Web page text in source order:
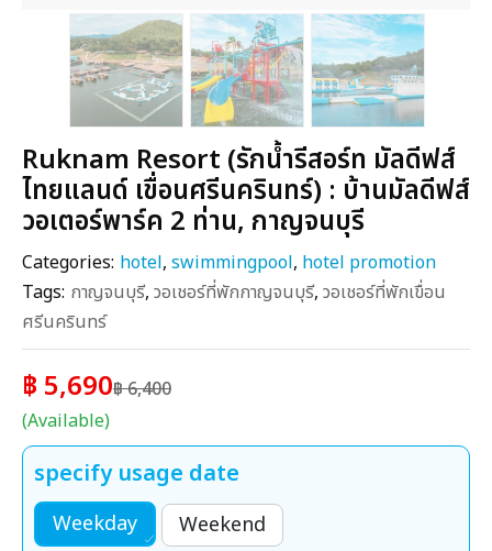
Ruknam Resort (รักน้ำรีสอร์ท มัลดีฟส์
ไทยแลนด์ เขื่อนศรีนครินทร์) : บ้านมัลดีฟส์
วอเตอร์พาร์ค 2 ท่าน, กาญจนบุรี
Categories: hotel, swimmingpool, hotel promotion
Tags: กาญจนบุรี, วอเชอร์ที่พักกาญจนบุรี, วอเชอร์ที่พักเขื่อน
ศรีนครินทร์
฿ 5,690฿ 6,400
(Available)
specify usage date
Weekday Weekend